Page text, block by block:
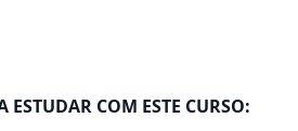
ESTUDAR COM ESTE CURSO: